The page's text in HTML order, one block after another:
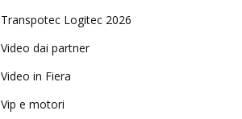
Transpotec Logitec 2026
Video dai partner
Video in Fiera
Vip e motori